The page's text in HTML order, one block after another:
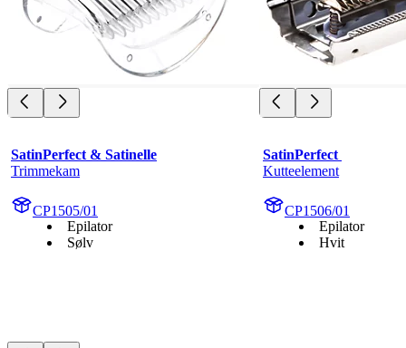
SatinPerfect & Satinelle
Trimmekam
CP1505/01
Epilator
Sølv
SatinPerfect
Kutteelement
CP1506/01
Epilator
Hvit